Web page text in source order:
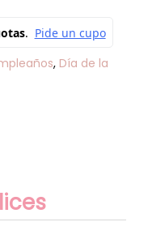
, Día de la